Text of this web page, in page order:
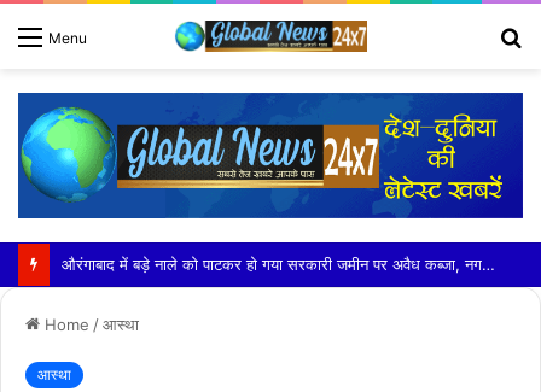
Menu
GNIOT के विद्युत अभियांत्रिकी विभाग का ओरिएंटेशन कार्यक्रम (प्रथम दिवस) 2026 भव्य आयोजन
Home /आस्था
आस्था